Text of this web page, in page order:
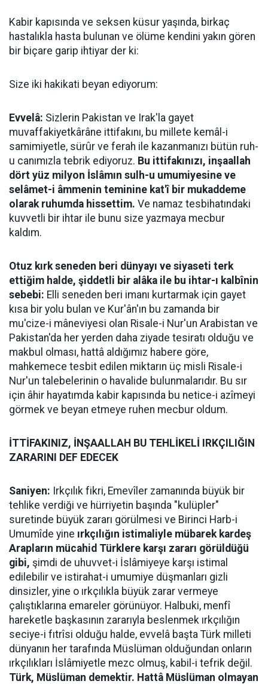
Kabir kapısında ve seksen küsur yaşında, birkaç
hastalıkla hasta bulunan ve ölüme kendini yakın gören
bir biçare garip ihtiyar der ki:
Size iki hakikati beyan ediyorum:
Evvelâ: Sizlerin Pakistan ve Irak'la gayet
muvaffakiyetkârâne ittifakını, bu millete kemâl-i
samimiyetle, sürûr ve ferah ile kazanmanızı bütün ruh-
u canımızla tebrik ediyoruz. Bu ittifakınızı, inşaallah
dört yüz milyon İslâmın sulh-u umumiyesine ve
selâmet-i âmmenin teminine kat'î bir mukaddeme
olarak ruhumda hissettim. Ve namaz tesbihatındaki
kuvvetli bir ihtar ile bunu size yazmaya mecbur
kaldım.
Otuz kırk seneden beri dünyayı ve siyaseti terk
ettiğim halde, şiddetli bir alâka ile bu ihtar-ı kalbînin
sebebi: Elli seneden beri imanı kurtarmak için gayet
kısa bir yolu bulan ve Kur'ân'ın bu zamanda bir
mu'cize-i mâneviyesi olan Risale-i Nur'un Arabistan ve
Pakistan'da her yerden daha ziyade tesiratı olduğu ve
makbul olması, hattâ aldığımız habere göre,
mahkemece tesbit edilen miktarın üç misli Risale-i
Nur'un talebelerinin o havalide bulunmalarıdır. Bu sır
için âhir hayatımda kabir kapısında bu netice-i azîmeyi
görmek ve beyan etmeye ruhen mecbur oldum.
İTTİFAKINIZ, İNŞAALLAH BU TEHLİKELİ IRKÇILIĞIN
ZARARINI DEF EDECEK
Saniyen: Irkçılık fikri, Emevîler zamanında büyük bir
tehlike verdiği ve hürriyetin başında "kulüpler"
suretinde büyük zararı görülmesi ve Birinci Harb-i
Umumîde yine ırkçılığın istimaliyle mübarek kardeş
Arapların mücahid Türklere karşı zararı görüldüğü
gibi, şimdi de uhuvvet-i İslâmiyeye karşı istimal
edilebilir ve istirahat-i umumiye düşmanları gizli
dinsizler, yine o ırkçılıkla büyük zarar vermeye
çalıştıklarına emareler görünüyor. Halbuki, menfî
hareketle başkasının zararıyla beslenmek ırkçılığın
seciye-i fıtrîsi olduğu halde, evvelâ başta Türk milleti
dünyanın her tarafında Müslüman olduğundan onların
ırkçılıkları İslâmiyetle mezc olmuş, kabil-i tefrik değil.
Türk, Müslüman demektir. Hattâ Müslüman olmayan